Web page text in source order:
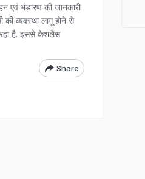
एवं भंडारण की जानकारी
की व्यवस्था लागू होने से
रहा है. इससे केशलैस
Share